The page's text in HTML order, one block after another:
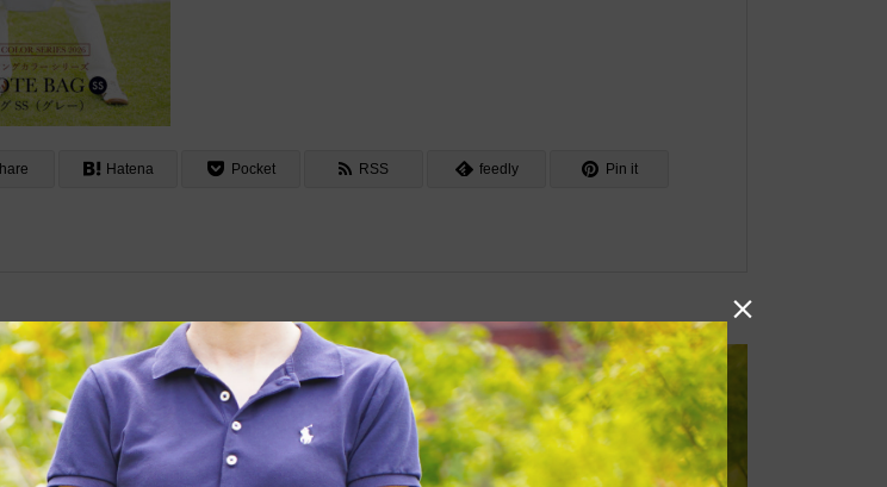
Hatena Pocket RSS feedly Pin it
